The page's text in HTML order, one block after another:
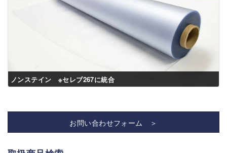
ノンステイン ※セレブ267に統合
お問い合わせフォーム ＞